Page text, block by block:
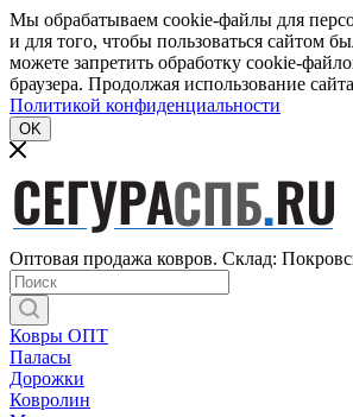
Мы обрабатываем cookie-файлы для
и для того, чтобы пользоваться сайтом
можете запретить обработку cookie-
браузера. Продолжая использование
Политикой конфиденциальности
OK
Оптовая продажа ковров. Склад:
Ковры ОПТ
Паласы
Дорожки
Ковролин